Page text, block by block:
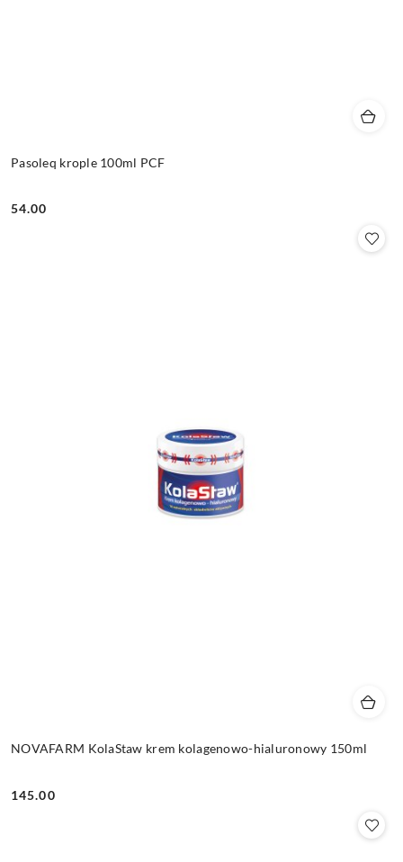
Pasoleq krople 100ml PCF
Cena:
54.00
NOVAFARM KolaStaw krem kolagenowo-hialuronowy 150ml
Cena:
145.00